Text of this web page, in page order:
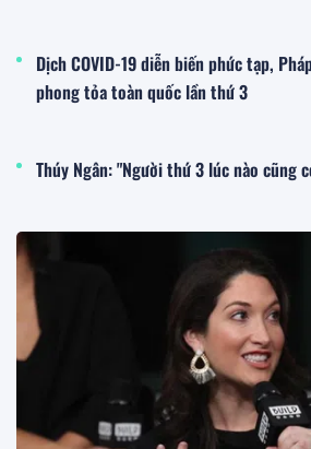
Dịch COVID-19 diễn biến phức tạp,
phong tỏa toàn quốc lần thứ 3
Thúy Ngân: "Người thứ 3 lúc nào cũng